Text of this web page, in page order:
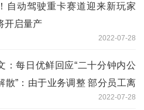
自动驾驶重卡赛道迎来新玩家
开启量产
2022-07-28
：每日优鲜回应“二十分钟内公
散”：由于业务调整 部分员工离
2022-07-28